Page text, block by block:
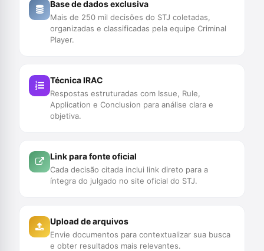
Base de dados exclusiva
Mais de 250 mil decisões do STJ coletadas,
organizadas e classificadas pela equipe Criminal
Player.
Técnica IRAC
Respostas estruturadas com Issue, Rule,
Application e Conclusion para análise clara e
objetiva.
Link para fonte oficial
Cada decisão citada inclui link direto para a
íntegra do julgado no site oficial do STJ.
Upload de arquivos
Envie documentos para contextualizar sua busca
e obter resultados mais relevantes.